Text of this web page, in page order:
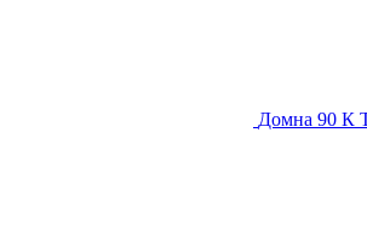
Домна 90 К